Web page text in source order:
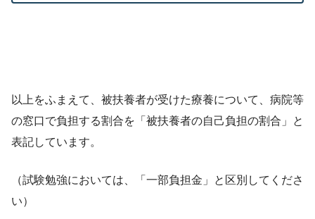
以上をふまえて、被扶養者が受けた療養について、病院等
の窓口で負担する割合を「被扶養者の自己負担の割合」と
表記しています。
（試験勉強においては、「一部負担金」と区別してくださ
い）